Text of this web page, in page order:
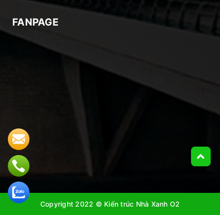
FANPAGE
Copyright 2022 © Kiến trúc Nhà Xanh O2